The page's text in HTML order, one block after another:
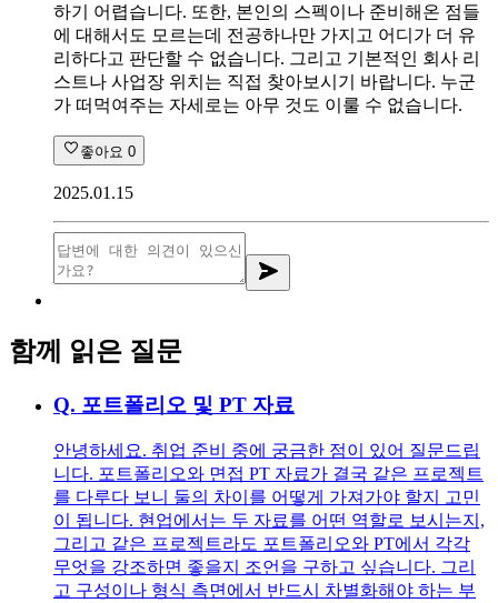
하기 어렵습니다. 또한, 본인의 스펙이나 준비해온 점들
에 대해서도 모르는데 전공하나만 가지고 어디가 더 유
리하다고 판단할 수 없습니다. 그리고 기본적인 회사 리
스트나 사업장 위치는 직접 찾아보시기 바랍니다. 누군
가 떠먹여주는 자세로는 아무 것도 이룰 수 없습니다.
좋아요 0
2025.01.15
함께 읽은 질문
Q. 포트폴리오 및 PT 자료
안녕하세요. 취업 준비 중에 궁금한 점이 있어 질문드립
니다. 포트폴리오와 면접 PT 자료가 결국 같은 프로젝트
를 다루다 보니 둘의 차이를 어떻게 가져가야 할지 고민
이 됩니다. 현업에서는 두 자료를 어떤 역할로 보시는지,
그리고 같은 프로젝트라도 포트폴리오와 PT에서 각각
무엇을 강조하면 좋을지 조언을 구하고 싶습니다. 그리
고 구성이나 형식 측면에서 반드시 차별화해야 하는 부